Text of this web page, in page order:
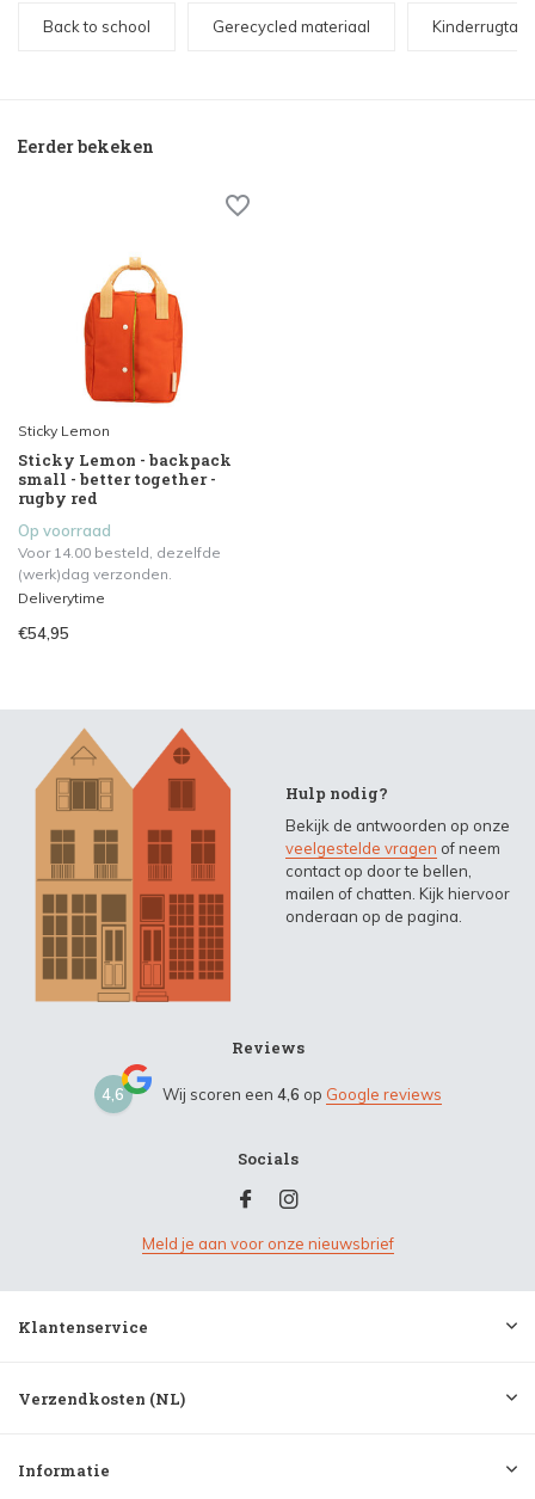
Back to school Gerecycled materiaal Kinderrugtas
Eerder bekeken
Sticky Lemon
Sticky Lemon - backpack
small - better together -
rugby red
Op voorraad
Voor 14.00 besteld, dezelfde
(werk)dag verzonden.
Deliverytime
€54,95
Hulp nodig?
Bekijk de antwoorden op onze
veelgestelde vragen of neem
contact op door te bellen,
mailen of chatten. Kijk hiervoor
onderaan op de pagina.
Reviews
4,6 Wij scoren een 4,6 op Google reviews
Socials
Meld je aan voor onze nieuwsbrief
Klantenservice
Verzendkosten (NL)
Informatie